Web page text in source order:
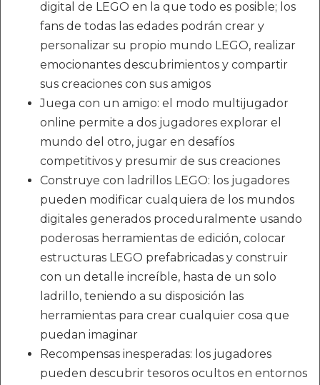
digital de LEGO en la que todo es posible; los
fans de todas las edades podrán crear y
personalizar su propio mundo LEGO, realizar
emocionantes descubrimientos y compartir
sus creaciones con sus amigos
Juega con un amigo: el modo multijugador
online permite a dos jugadores explorar el
mundo del otro, jugar en desafíos
competitivos y presumir de sus creaciones
Construye con ladrillos LEGO: los jugadores
pueden modificar cualquiera de los mundos
digitales generados proceduralmente usando
poderosas herramientas de edición, colocar
estructuras LEGO prefabricadas y construir
con un detalle increíble, hasta de un solo
ladrillo, teniendo a su disposición las
herramientas para crear cualquier cosa que
puedan imaginar
Recompensas inesperadas: los jugadores
pueden descubrir tesoros ocultos en entornos